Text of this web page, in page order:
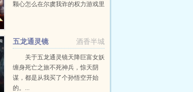
颗心怎么在尔虞我诈的权力游戏里
酒香半城
五龙通灵镜
关于五龙通灵镜天降巨富女妖
缠身死亡之旅不死神兵，惊天阴
谋，都是从我买了个孙悟空开始
的。...